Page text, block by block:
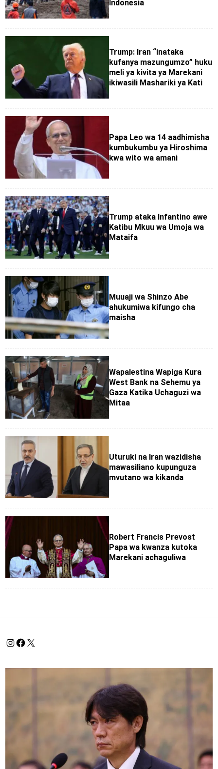
Indonesia
Trump: Iran “inataka
kufanya mazungumzo” huku
meli ya kivita ya Marekani
ikiwasili Mashariki ya Kati
Papa Leo wa 14 aadhimisha
kumbukumbu ya Hiroshima
kwa wito wa amani
Trump ataka Infantino awe
Katibu Mkuu wa Umoja wa
Mataifa
Muuaji wa Shinzo Abe
ahukumiwa kifungo cha
maisha
Wapalestina Wapiga Kura
West Bank na Sehemu ya
Gaza Katika Uchaguzi wa
Mitaa
Uturuki na Iran wazidisha
mawasiliano kupunguza
mvutano wa kikanda
Robert Francis Prevost
Papa wa kwanza kutoka
Marekani achaguliwa